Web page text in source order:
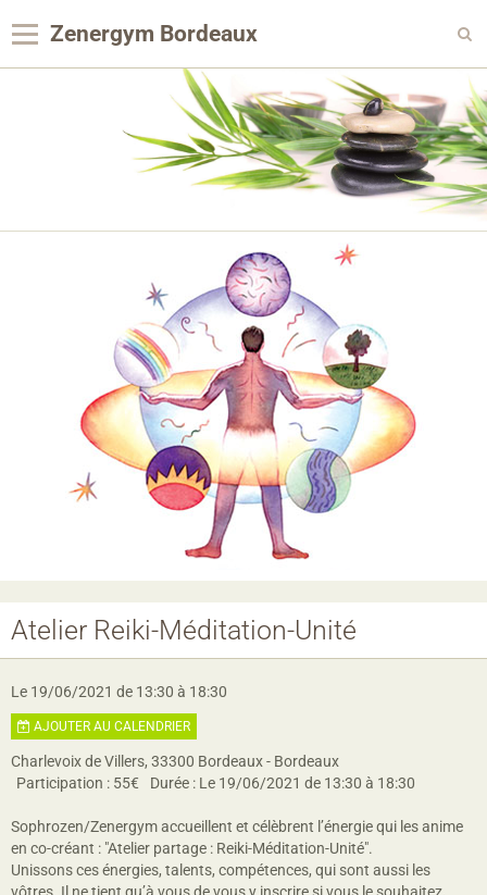
Zenergym Bordeaux
Votre compte
Atelier Reiki-Méditation-Unité
Le 19/06/2021 de 13:30 à 18:30
AJOUTER AU CALENDRIER
Charlevoix de Villers, 33300 Bordeaux - Bordeaux
Participation : 55€
Durée : Le 19/06/2021 de 13:30 à 18:30
Sophrozen/Zenergym accueillent et célèbrent l’énergie qui les anime
en co-créant : "Atelier partage : Reiki-Méditation-Unité".
Unissons ces énergies, talents, compétences, qui sont aussi les
vôtres. Il ne tient qu’à vous de vous y inscrire si vous le souhaitez,